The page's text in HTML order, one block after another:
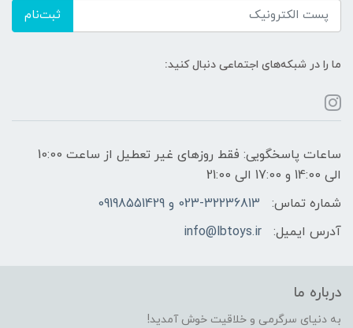
ثبت‌نام
ما را در شبکه‌های اجتماعی دنبال کنید:
ساعات پاسخگویی: فقط روزهای غیر تعطیل از ساعت 10:00
الی 14:00 و 17:00 الی 21:00
شماره تماس:
023-32236813 و 09198551429
آدرس ایمیل:
info@lbtoys.ir
درباره ما
به دنیای سرگرمی و خلاقیت خوش آمدید!